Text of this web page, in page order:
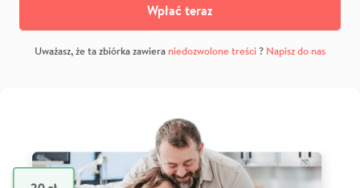
Wpłać teraz
Uważasz, że ta zbiórka zawiera niedozwolone treści? Napisz do nas